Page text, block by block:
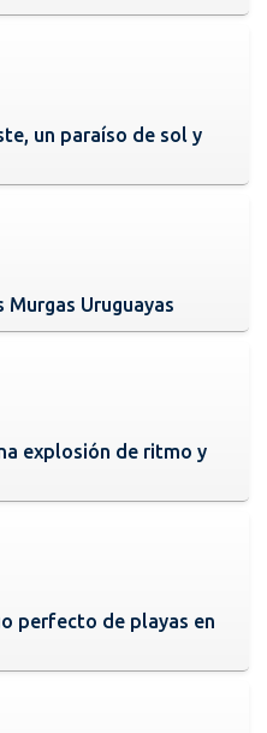
un paraíso de sol y
Murgas Uruguayas
explosión de ritmo y
perfecto de playas en